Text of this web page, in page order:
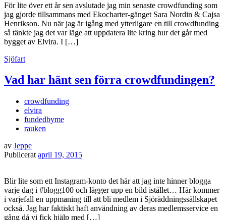
För lite över ett år sen avslutade jag min senaste crowdfunding som
jag gjorde tillsammans med Ekocharter-gänget Sara Nordin & Cajsa
Henrikson. Nu när jag är igång med ytterligare en till crowdfunding
så tänkte jag det var läge att uppdatera lite kring hur det går med
bygget av Elvira. I […]
Sjöfart
Vad har hänt sen förra crowdfundingen?
crowdfunding
elvira
fundedbyme
rauken
av Jeppe
Publicerat april 19, 2015
Blir lite som ett Instagram-konto det här att jag inte hinner blogga
varje dag i #blogg100 och lägger upp en bild istället… Här kommer
i varjefall en uppmaning till att bli medlem i Sjöräddningssällskapet
också. Jag har faktiskt haft användning av deras medlemsservice en
gång då vi fick hjälp med […]